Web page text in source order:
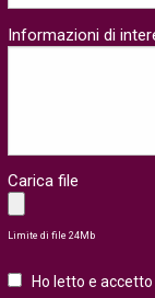
Informazioni di
Carica file
Limite di file 24Mb
Ho letto e